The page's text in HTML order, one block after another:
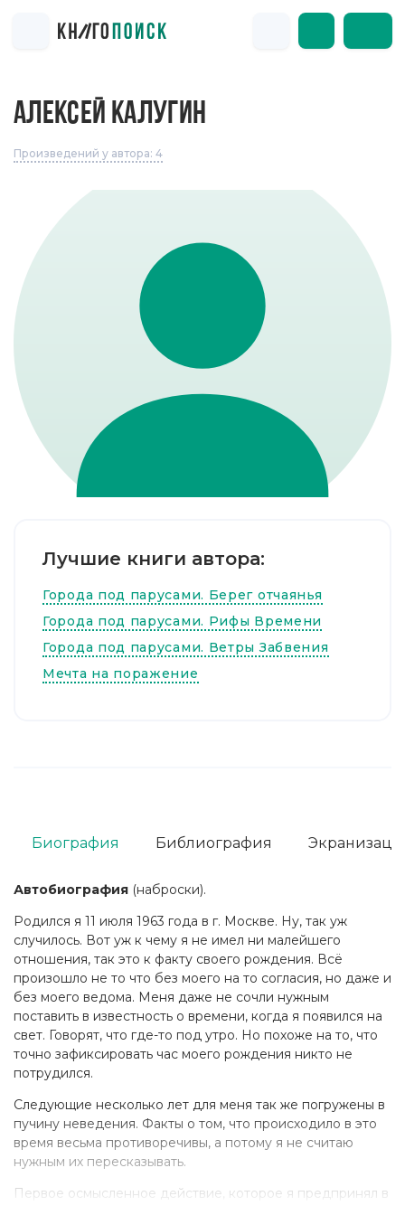
АЛЕКСЕЙ КАЛУГИН
Произведений у автора: 4
Лучшие книги автора:
Города под парусами. Берег отчаянья
Города под парусами. Рифы Времени
Города под парусами. Ветры Забвения
Мечта на поражение
Автобиография (наброски).
Родился я 11 июля 1963 года в г. Москве. Ну, так уж
случилось. Вот уж к чему я не имел ни малейшего
отношения, так это к факту своего рождения. Всё
произошло не то что без моего на то согласия, но даже и
без моего ведома. Меня даже не сочли нужным
поставить в известность о времени, когда я появился на
свет. Говорят, что где-то под утро. Но похоже на то, что
точно зафиксировать час моего рождения никто не
потрудился.
Следующие несколько лет для меня так же погружены в
пучину неведения. Факты о том, что происходило в это
время весьма противоречивы, а потому я не считаю
нужным их пересказывать.
Первое осмысленное действие, которое я предпринял в
Биография Библиография